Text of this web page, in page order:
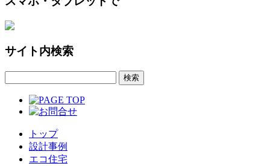
サイト内検索
トップ
設計事例
エコ住宅